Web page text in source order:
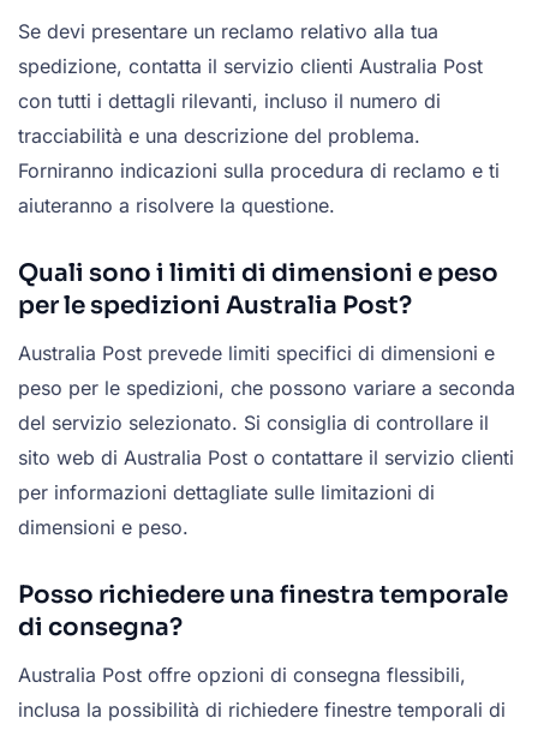
Se devi presentare un reclamo relativo alla tua
spedizione, contatta il servizio clienti Australia Post
con tutti i dettagli rilevanti, incluso il numero di
tracciabilità e una descrizione del problema.
Forniranno indicazioni sulla procedura di reclamo e ti
aiuteranno a risolvere la questione.
Quali sono i limiti di dimensioni e peso
per le spedizioni Australia Post?
Australia Post prevede limiti specifici di dimensioni e
peso per le spedizioni, che possono variare a seconda
del servizio selezionato. Si consiglia di controllare il
sito web di Australia Post o contattare il servizio clienti
per informazioni dettagliate sulle limitazioni di
dimensioni e peso.
Posso richiedere una finestra temporale
di consegna?
Australia Post offre opzioni di consegna flessibili,
inclusa la possibilità di richiedere finestre temporali di